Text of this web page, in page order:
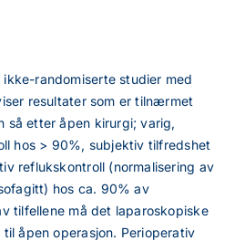
randomiserte studier med
resultater som er tilnærmet
så etter åpen kirurgi; varig,
hos > 90%, subjektiv tilfredshet
reflukskontroll (normalisering av
hos ca. 90% av
tilfellene må det laparoskopiske
åpen operasjon. Perioperativ